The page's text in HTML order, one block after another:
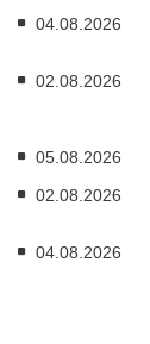
04.08.2026
02.08.2026
05.08.2026
02.08.2026
04.08.2026